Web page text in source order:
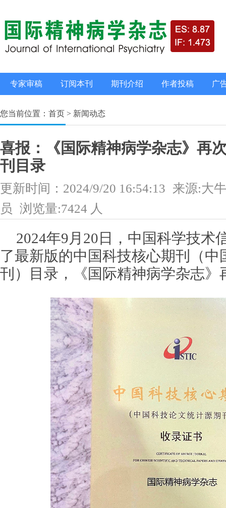
专家审稿 订阅本刊 期刊介绍 作者投稿 广
您当前位置：首页 > 新闻动态
喜报：《国际精神病学杂志》再
刊目录
更新时间：2024/9/20 16:54:13 来源:大
员
浏览量:7424 人
2024年9月20日，中国科学技术
了最新版的中国科技核心期刊（中
刊）目录，《国际精神病学杂志》